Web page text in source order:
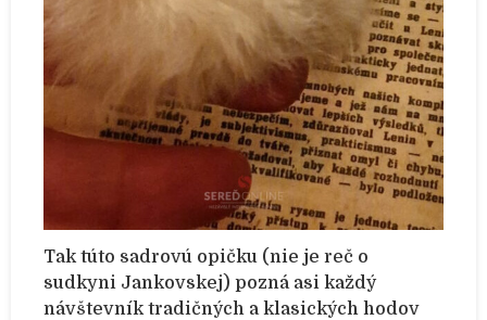
Tak túto sadrovú opičku (nie je reč o
sudkyni Jankovskej) pozná asi každý
návštevník tradičných a klasických hodov